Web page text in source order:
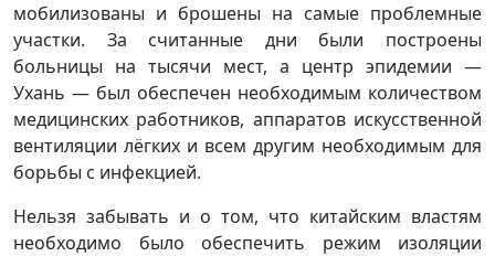
мобилизованы и брошены на самые проблемные
участки. За считанные дни были построены
больницы на тысячи мест, а центр эпидемии —
Ухань — был обеспечен необходимым количеством
медицинских работников, аппаратов искусственной
вентиляции лёгких и всем другим необходимым для
борьбы с инфекцией.
Нельзя забывать и о том, что китайским властям
необходимо было обеспечить режим изоляции